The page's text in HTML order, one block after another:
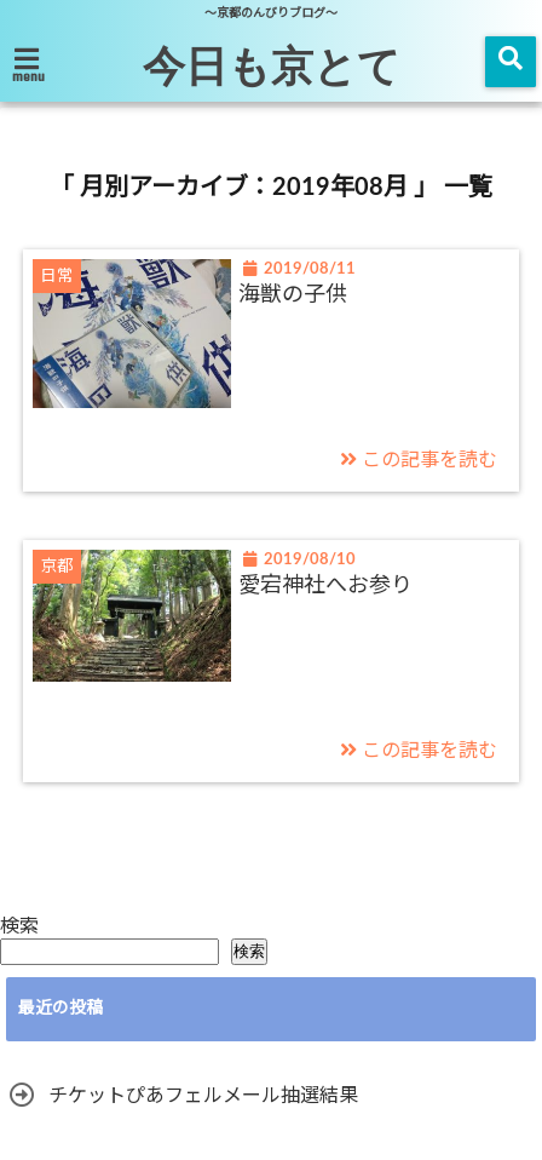
～京都のんびりブログ～
menu 今日も京とて
「 月別アーカイブ：2019年08月 」 一覧
日常 2019/08/11
海獣の子供
この記事を読む
京都 2019/08/10
愛宕神社へお参り
この記事を読む
検索
検索
最近の投稿
チケットぴあフェルメール抽選結果